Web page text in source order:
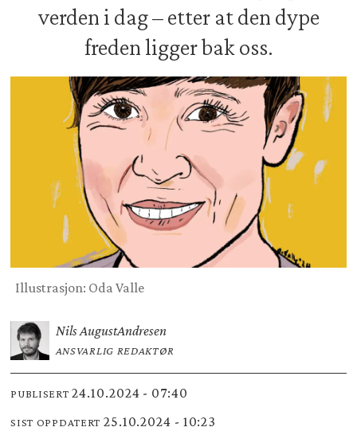
verden i dag – etter at den dype
freden ligger bak oss.
Illustrasjon: Oda Valle
Nils AugustAndresen
ANSVARLIG REDAKTØR
PUBLISERT 24.10.2024 - 07:40
SIST OPPDATERT 25.10.2024 - 10:23